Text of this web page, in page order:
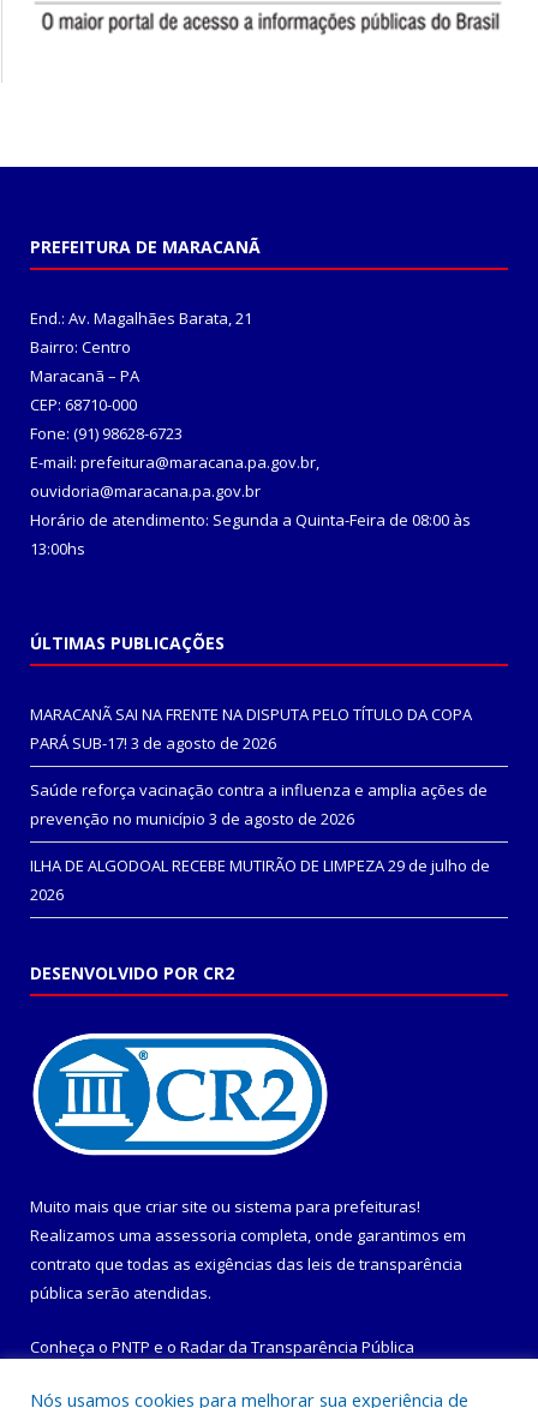
PREFEITURA DE MARACANÃ
End.: Av. Magalhães Barata, 21
Bairro: Centro
Maracanã – PA
CEP: 68710-000
Fone: (91) 98628-6723
E-mail: prefeitura@maracana.pa.gov.br,
ouvidoria@maracana.pa.gov.br
Horário de atendimento: Segunda a Quinta-Feira de 08:00 às
13:00hs
ÚLTIMAS PUBLICAÇÕES
MARACANÃ SAI NA FRENTE NA DISPUTA PELO TÍTULO DA COPA
PARÁ SUB-17! 3 de agosto de 2026
Saúde reforça vacinação contra a influenza e amplia ações de
prevenção no município 3 de agosto de 2026
ILHA DE ALGODOAL RECEBE MUTIRÃO DE LIMPEZA29 de julho de
2026
DESENVOLVIDO POR CR2
Muito mais que criar site ou sistema para prefeituras!
Realizamos uma assessoria completa, onde garantimos em
contrato que todas as exigências das leis de transparência
pública serão atendidas.
Conheça o PNTP e o Radar da Transparência Pública
Nós usamos cookies para melhorar sua experiência de